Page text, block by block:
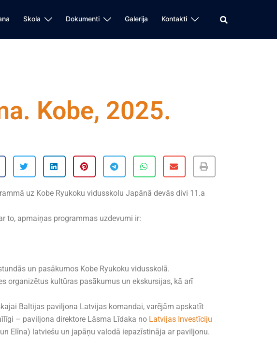
Skola Dokumenti Galerija Kontakti
Kobe, 2025.
uz Kobe Ryukoku vidusskolu Japānā devās divi 11.a
to, apmaiņas programmas uzdevumi ir:
un pasākumos Kobe Ryukoku vidusskolā.
organizētus kultūras pasākumus un ekskursijas, kā arī
Baltijas paviljona Latvijas komandai, varējām apskatīt
– paviljona direktore Lāsma Līdaka no Latvijas Investīciju
Elīna) latviešu un japāņu valodā iepazīstināja ar paviljonu.